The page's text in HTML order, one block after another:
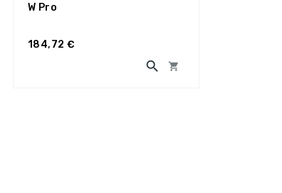
W Pro
184,72 €

